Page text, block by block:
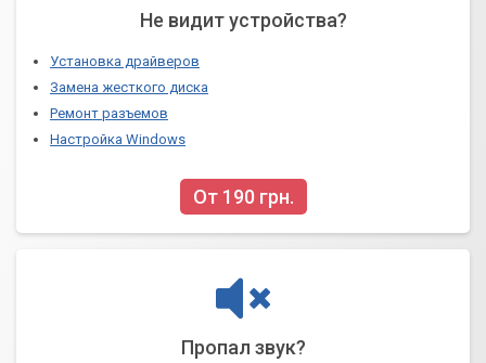
Не видит устройства?
Установка драйверов
Замена жесткого диска
Ремонт разъемов
Настройка Windows
От 190 грн.
Пропал звук?